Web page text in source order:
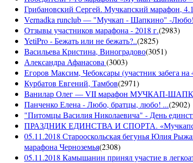
Грибановский Сергей. Мучкапский марафон,
Vernadka runclub — "Мучкап - Шапкино" -Любо!
Отзывы участников марафона - 2018 г.(2983)
YetiPro - Бежать или не бежать?..(2825)
Васильева Кристина, Виноградово(3051)
Александра Афанасова(3003)
Егоров Максим, Чебоксары (участник забега на
Курбатов Евгений, Тамбов(2971)
Ванилар Олег — VII марафон МУЧКАП-
Панченко Елена - Любо, братцы, любо! ...(2902)
"Питомцы Василия Николаевича" - День
ПРАЗДНИК ЕДИНСТВА И СПОРТА.
05.11.2018 Старооскольская бегунья Юлия
марафона Черноземья(2308)
05.11.2018 Камышанин принял участие в